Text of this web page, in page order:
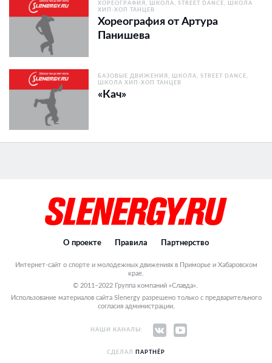
ХОРЕОГРАФИЯ ШКОЛА STREET DANCE
ШКОЛА
ХИП-ХОП ТАНЦЕВ
Хореография от Артура
Панишева
БАЗОВЫЕ ДВИЖЕНИЯ ШКОЛА
STREET DANCE
ШКОЛА ХИП-ХОП ТАНЦЕВ
«Кач»
О проекте Правила Партнерство
Интернет-сайт о спорте и молодежных движениях в Приморье и Хабаровском
крае.
© 2011–2022 Группа компаний «Славда».
Использование материалов сайта Slenergy разрешено только с предварительного
согласия администрации.
НАШИ КАНАЛЫ:
СДЕЛАЛ ПАРТНЁР